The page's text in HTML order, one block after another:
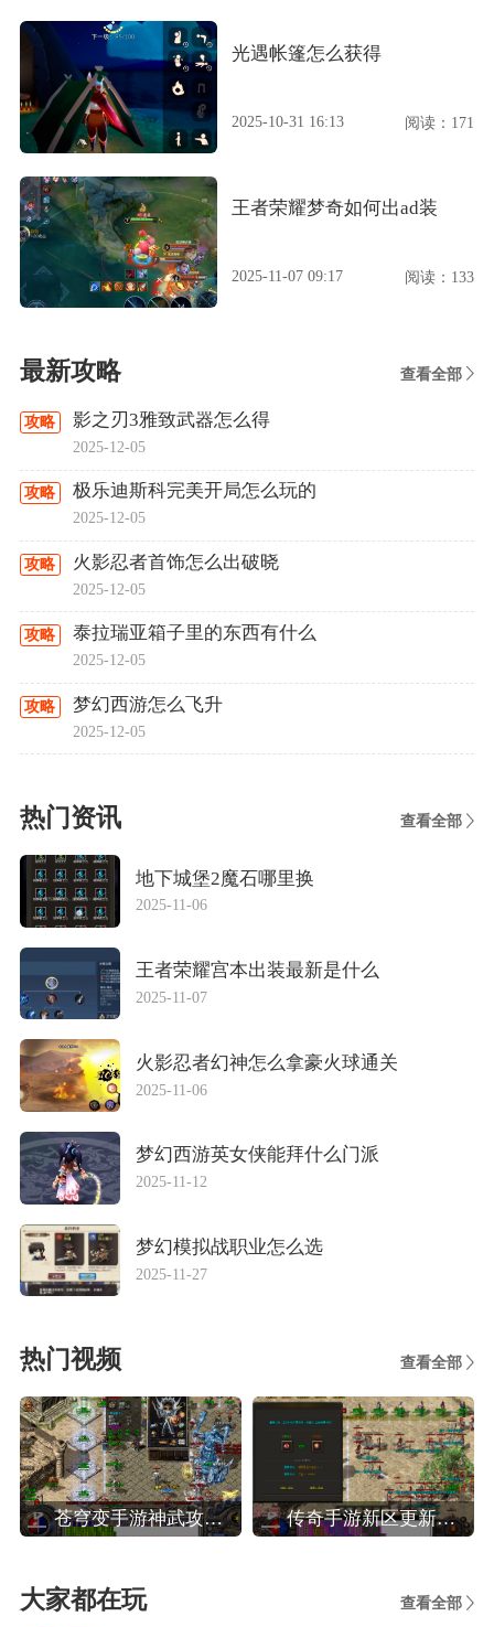
光遇帐篷怎么获得
2025-10-31 16:13 阅读：171
王者荣耀梦奇如何出ad装
2025-11-07 09:17 阅读：133
最新攻略 查看全部
攻略 影之刃3雅致武器怎么得
2025-12-05
攻略 极乐迪斯科完美开局怎么玩的
2025-12-05
攻略 火影忍者首饰怎么出破晓
2025-12-05
攻略 泰拉瑞亚箱子里的东西有什么
2025-12-05
攻略 梦幻西游怎么飞升
2025-12-05
热门资讯 查看全部
地下城堡2魔石哪里换
2025-11-06
王者荣耀宫本出装最新是什么
2025-11-07
火影忍者幻神怎么拿豪火球通关
2025-11-06
梦幻西游英女侠能拜什么门派
2025-11-12
梦幻模拟战职业怎么选
2025-11-27
热门视频 查看全部
苍穹变手游神武攻略,苍穹变高效玩转装备系统攻略 传奇手游新区更新攻略,热血传奇手机版新区人民币法师玩家晚八点前怎么升40级
大家都在玩 查看全部